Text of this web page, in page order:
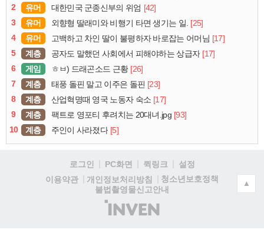
2
유머 대한민국 군종신부의 위엄 [42]
3
유머 외향형 딸래미와 비행기 타면 생기는 일. [25]
4
유머 고백하고 차인 딸이 불평하자 바로잡는 어머님 [17]
5
계층 공자도 말했던 사회에서 피해야하는 상급자 [17]
6
게임 ㅎㅂ) 드래곤소드 근황 [26]
7
계층 태풍 돌핀 말고 이주은 돌핀 [23]
8
계층 산업혁명때 영국 노동자 숙소 [17]
9
계층 팩트로 영포티 후려치는 20대녀.jpg [93]
10
계층 주인이 사라졌다 [5]
로그인 PC화면 퀵링크
설정
이용약관
개인정보처리방침
청소년보호정책
불법촬영물신고안내
(주)
인
▲